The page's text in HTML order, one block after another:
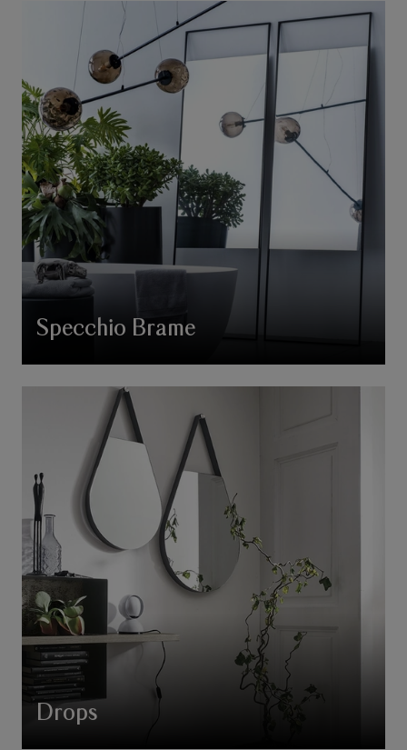
Specchio Brame
Drops